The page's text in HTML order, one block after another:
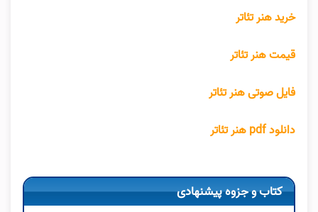
خرید هنر تئاتر
قیمت هنر تئاتر
فایل صوتی هنر تئاتر
دانلود pdf هنر تئاتر
کتاب و جزوه پیشنهادی